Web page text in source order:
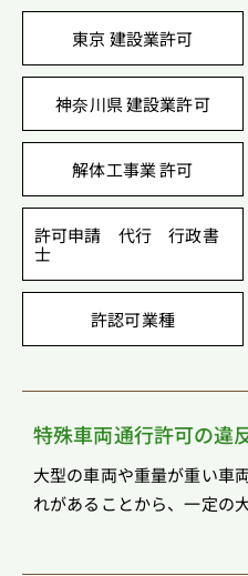
東京 建設業許可
神奈川県 建設業許可
解体工事業 許可
許可申請 代行 行政書
士
許認可業種
特殊車両通行許可の違
大型の車両や重量が重い車
れがあることから、一定の